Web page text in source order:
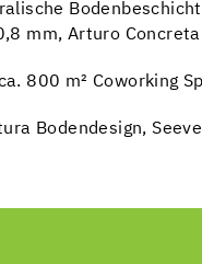
mm, Arturo
800 m² Coworking
Bodendesign,